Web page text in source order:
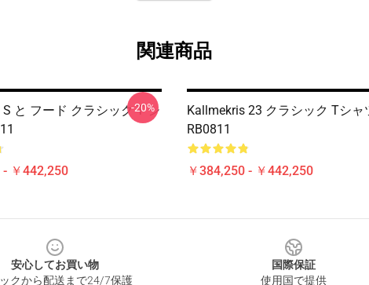
関連商品
と フード クラシック T シ
- ￥442,250
-20%
Kallmekris 23 クラシック Tシャ
RB0811
￥384,250 - ￥442,250
安心してお買い物
クから配送まで24/7保護
国際保証
使用国で提供